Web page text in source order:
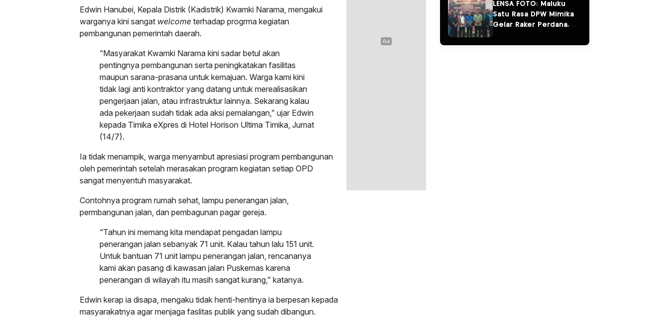
Edwin Hanubei, Kepala Distrik (Kadistrik) Kwamki Narama, mengakui
warganya kini sangat welcome terhadap progrma kegiatan
pembangunan pemerintah daerah.
“Masyarakat Kwamki Narama kini sadar betul akan
pentingnya pembangunan serta peningkatakan fasilitas
maupun sarana-prasana untuk kemajuan. Warga kami kini
tidak lagi anti kontraktor yang datang untuk merealisasikan
pengerjaan jalan, atau infrastruktur lainnya. Sekarang kalau
ada pekerjaan sudah tidak ada aksi pemalangan,” ujar Edwin
kepada Timika eXpres di Hotel Horison Ultima Timika, Jumat
(14/7).
Ia tidak menampik, warga menyambut apresiasi program pembangunan
oleh pemerintah setelah merasakan program kegiatan setiap OPD
sangat menyentuh masyarakat.
Contohnya program rumah sehat, lampu penerangan jalan,
permbangunan jalan, dan pembagunan pagar gereja.
“Tahun ini memang kita mendapat pengadan lampu
penerangan jalan sebanyak 71 unit. Kalau tahun lalu 151 unit.
Untuk bantuan 71 unit lampu penerangan jalan, rencananya
kami akan pasang di kawasan jalan Puskemas karena
penerangan di wilayah itu masih sangat kurang,” katanya.
Edwin kerap ia disapa, mengaku tidak henti-hentinya ia berpesan kepada
masyarakatnya agar menjaga faslitas publik yang sudah dibangun.
LENSA FOTO: Maluku
Satu Rasa DPW Mimika
Gelar Raker Perdana,
“Salam Sarane”